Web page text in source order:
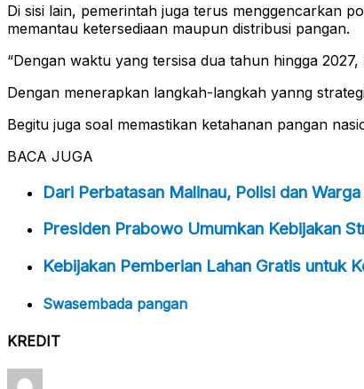
Di sisi lain, pemerintah juga terus menggencarkan
memantau ketersediaan maupun distribusi pangan.
“Dengan waktu yang tersisa dua tahun hingga
Dengan menerapkan langkah-langkah yanng
Begitu juga soal memastikan ketahanan pangan
BACA JUGA
Dari Perbatasan Malinau, Polisi dan
Presiden Prabowo Umumkan Kebijakan
Kebijakan Pemberian Lahan Gratis untuk
Swasembada pangan
KREDIT